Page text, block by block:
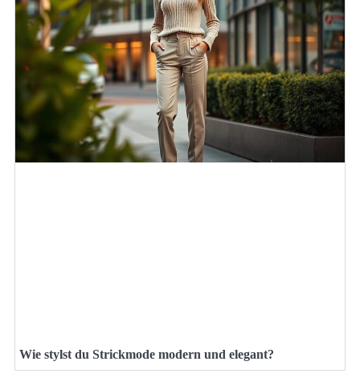
Wie stylst du Strickmode modern und elegant?